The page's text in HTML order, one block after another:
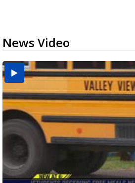
News Video